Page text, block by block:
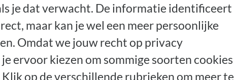
je dat verwacht. De informatie identificeert
maar kan je wel een meer persoonlijke
Omdat we jouw recht op privacy
ervoor kiezen om sommige soorten cookies
op de verschillende rubrieken om meer te